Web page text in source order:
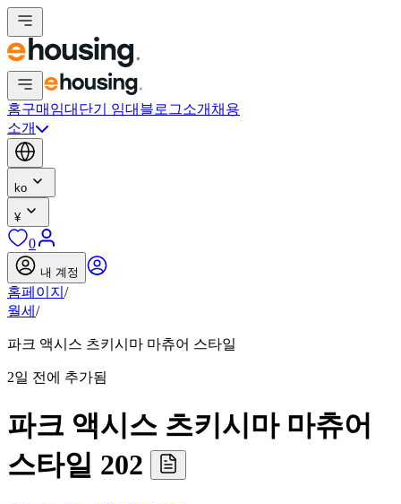
홈구매 임대 단기 임대 블로그소개 채용
소개
ko
¥
0
내 계정
홈페이지 /
월세 /
파크 액시스 츠키시마 마츄어 스타일
2일 전에 추가됨
파크 액시스 츠키시마 마츄어
스타일 202